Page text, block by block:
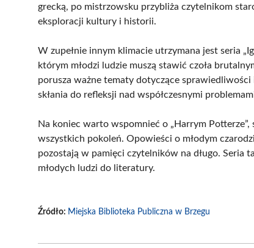
grecką, po mistrzowsku przybliża czytelnikom
eksploracji kultury i historii.
W zupełnie innym klimacie utrzymana jest seria
którym młodzi ludzie muszą stawić czoła
porusza ważne tematy dotyczące
skłania do refleksji nad współczesnymi
Na koniec warto wspomnieć o „Harrym
wszystkich pokoleń. Opowieści o młodym
pozostają w pamięci czytelników na długo. Seria
młodych ludzi do literatury.
Źródło: Miejska Biblioteka Publiczna w Brzegu